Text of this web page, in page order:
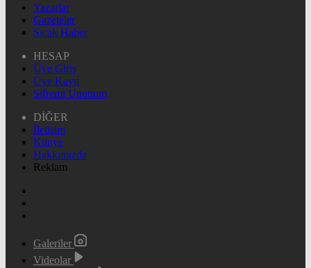
Yazarlar
Gazeteler
Sıcak Haber
HESAP
Üye Giriş
Üye Kayıt
Şifremi Unuttum
DİĞER
İletişim
Künye
Hakkımızda
Reklam
Galeriler
Videolar